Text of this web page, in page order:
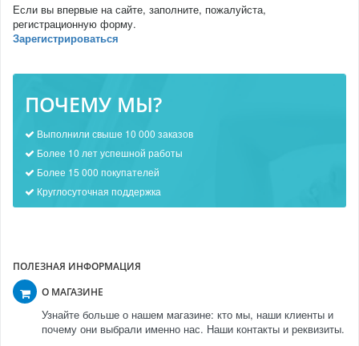
Если вы впервые на сайте, заполните, пожалуйста,
регистрационную форму.
Зарегистрироваться
ПОЧЕМУ МЫ?
Выполнили свыше 10 000 заказов
Более 10 лет успешной работы
Более 15 000 покупателей
Круглосуточная поддержка
ПОЛЕЗНАЯ ИНФОРМАЦИЯ
О МАГАЗИНЕ
Узнайте больше о нашем магазине: кто мы, наши клиенты и
почему они выбрали именно нас. Наши контакты и реквизиты.